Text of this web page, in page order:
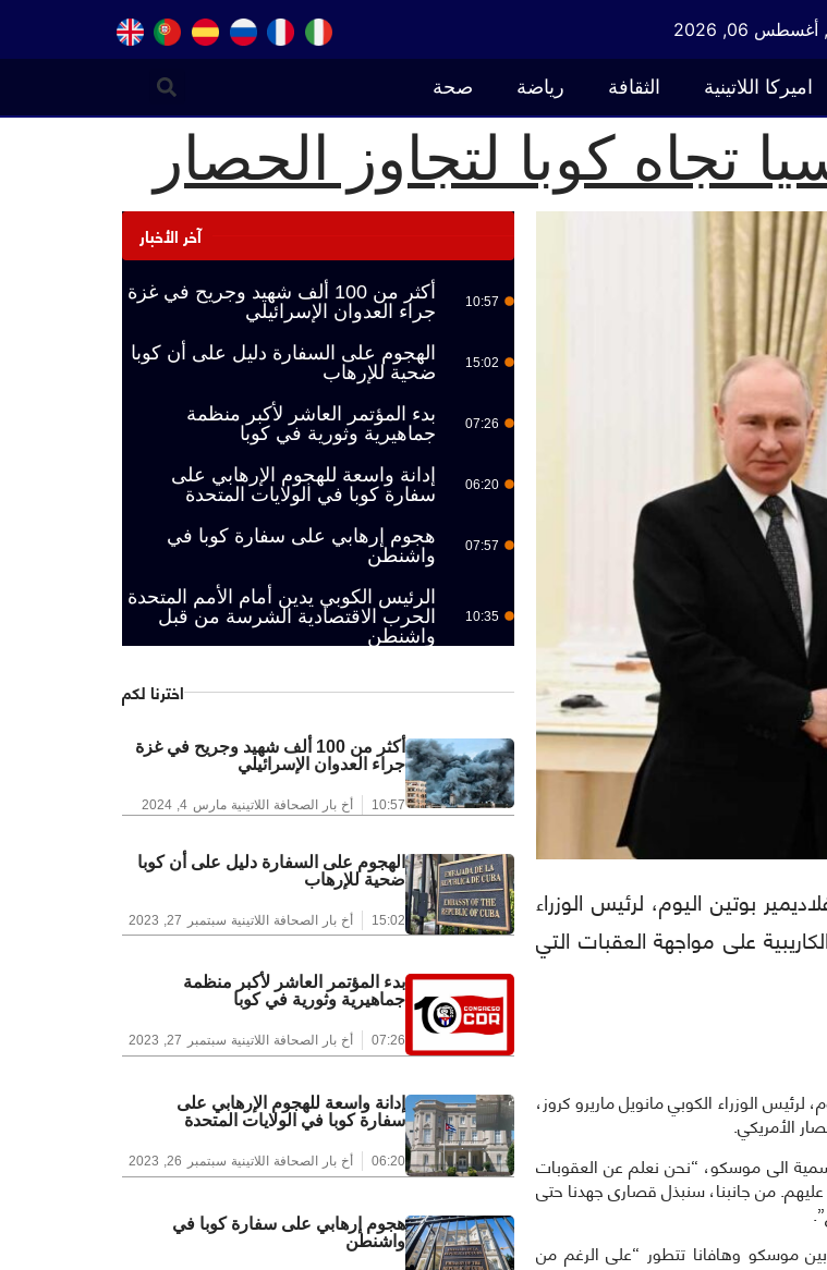
06, 2026
اميركا اللاتينية الثقافة رياضة صحة
تجاه كوبا لتجاوز الحصار
فلاديمير بوتين اليوم، لرئيس الوزراء
على مواجهة العقبات التي
لرئيس الوزراء الكوبي مانويل ماريرو كروز،
الأمريكي.
الى موسكو، “نحن نعلم عن العقوبات
من جانبنا، سنبذل قصارى جهدنا حتى
موسكو وهافانا تتطور “على الرغم من
آخر الأخبار
10:57
أكثر من 100 ألف شهيد وجريح في غزة
جراء العدوان الإسرائيلي
15:02
الهجوم على السفارة دليل على أن كوبا
ضحية للإرهاب
07:26
بدء المؤتمر العاشر لأكبر منظمة
جماهيرية وثورية في كوبا
06:20
إدانة واسعة للهجوم الإرهابي على
سفارة كوبا في الولايات المتحدة
07:57
هجوم إرهابي على سفارة كوبا في
واشنطن
10:35
الرئيس الكوبي يدين أمام الأمم المتحدة
الحرب الاقتصادية الشرسة من قبل
واشنطن
اخترنا لكم
أكثر من 100 ألف شهيد وجريح في غزة
جراء العدوان الإسرائيلي
10:57 أخ بار الصحافة اللاتينيةمارس 4, 2024
الهجوم على السفارة دليل على أن كوبا
ضحية للإرهاب
15:02 أخ بار الصحافة اللاتينية سبتمبر 27, 2023
بدء المؤتمر العاشر لأكبر منظمة
جماهيرية وثورية في كوبا
07:26 أخ بار الصحافة اللاتينية سبتمبر 27, 2023
إدانة واسعة للهجوم الإرهابي على
سفارة كوبا في الولايات المتحدة
06:20 أخ بار الصحافة اللاتينية سبتمبر 26, 2023
هجوم إرهابي على سفارة كوبا في
واشنطن